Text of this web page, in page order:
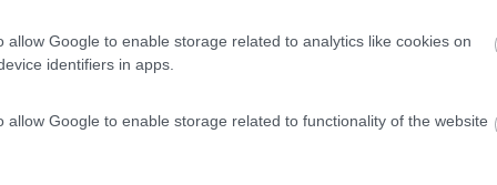
allow Google to enable storage related to analytics like cookies on
identifiers in apps.
allow Google to enable storage related to functionality of the website
di cambiare un camper? sai io ho un rollerteam 2004 ducato 2.8 e a volte